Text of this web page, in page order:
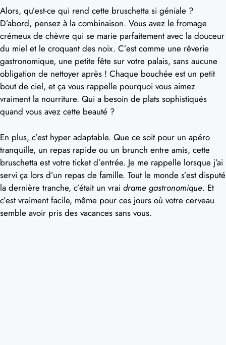
Alors, qu’est-ce qui rend cette bruschetta si géniale ?
D’abord, pensez à la combinaison. Vous avez le fromage
crémeux de chèvre qui se marie parfaitement avec la douceur
du miel et le croquant des noix. C’est comme une rêverie
gastronomique, une petite fête sur votre palais, sans aucune
obligation de nettoyer après ! Chaque bouchée est un petit
bout de ciel, et ça vous rappelle pourquoi vous aimez
vraiment la nourriture. Qui a besoin de plats sophistiqués
quand vous avez cette beauté ?
En plus, c’est hyper adaptable. Que ce soit pour un apéro
tranquille, un repas rapide ou un brunch entre amis, cette
bruschetta est votre ticket d’entrée. Je me rappelle lorsque j’ai
servi ça lors d’un repas de famille. Tout le monde s’est disputé
la dernière tranche, c’était un vrai drame gastronomique. Et
c’est vraiment facile, même pour ces jours où votre cerveau
semble avoir pris des vacances sans vous.